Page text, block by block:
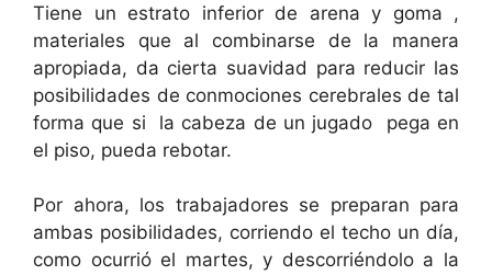
Tiene un estrato inferior de arena y goma ,
materiales que al combinarse de la manera
apropiada, da cierta suavidad para reducir las
posibilidades de conmociones cerebrales de tal
forma que si la cabeza de un jugado pega en
el piso, pueda rebotar.
Por ahora, los trabajadores se preparan para
ambas posibilidades, corriendo el techo un día,
como ocurrió el martes, y descorriéndolo a la